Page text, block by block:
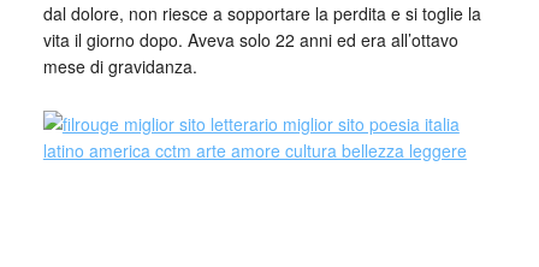
dal dolore, non riesce a sopportare la perdita e si toglie la
vita il giorno dopo. Aveva solo 22 anni ed era all’ottavo
mese di gravidanza.